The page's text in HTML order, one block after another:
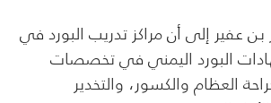
بن عفير إلى أن مراكز تدريب البورد في
البورد اليمني في تخصصات
العظام والكسور، والتخدير